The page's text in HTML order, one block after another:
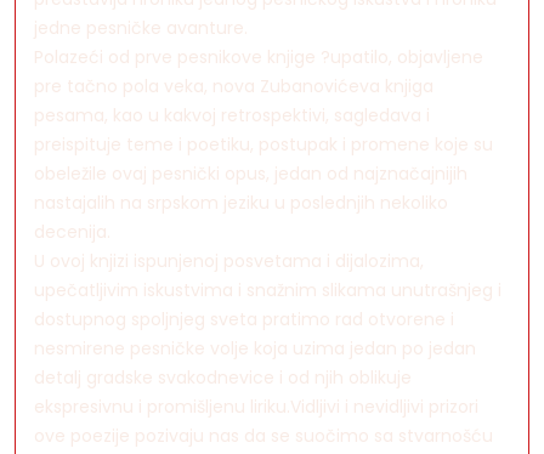
jedne pesničke avanture.
Polazeći od prve pesnikove knjige ?upatilo, objavljene
pre tačno pola veka, nova Zubanovićeva knjiga
pesama, kao u kakvoj retrospektivi, sagledava i
preispituje teme i poetiku, postupak i promene koje su
obeležile ovaj pesnički opus, jedan od najznačajnijih
nastajalih na srpskom jeziku u poslednjih nekoliko
decenija.
U ovoj knjizi ispunjenoj posvetama i dijalozima,
upečatljivim iskustvima i snažnim slikama unutrašnjeg i
dostupnog spoljnjeg sveta pratimo rad otvorene i
nesmirene pesničke volje koja uzima jedan po jedan
detalj gradske svakodnevice i od njih oblikuje
ekspresivnu i promišljenu liriku.Vidljivi i nevidljivi prizori
ove poezije pozivaju nas da se suočimo sa stvarnošću